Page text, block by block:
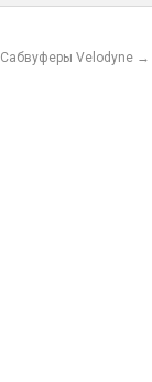
Сабвуферы Velodyne →